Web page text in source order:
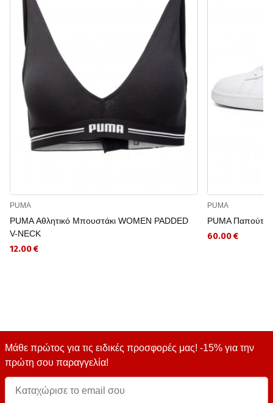
PUMA
PUMA Αθλητικό Μπουστάκι WOMEN PADDED
V-NECK
12.00 €
PUMA
PUMA
60.00 €
Μάθε πρώτος για τις ειδικές προσφορές μας! -15% για την
πρώτη σου παραγγελία!